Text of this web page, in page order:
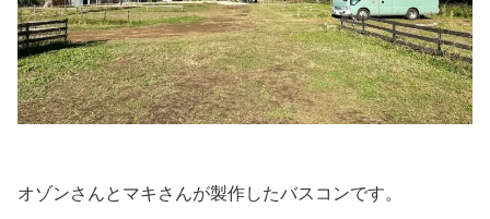
オゾンさんとマキさんが製作したバスコンです。